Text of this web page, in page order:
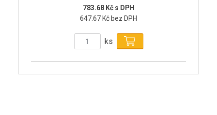
783.68 Kč s DPH
647.67 Kč bez DPH
ks